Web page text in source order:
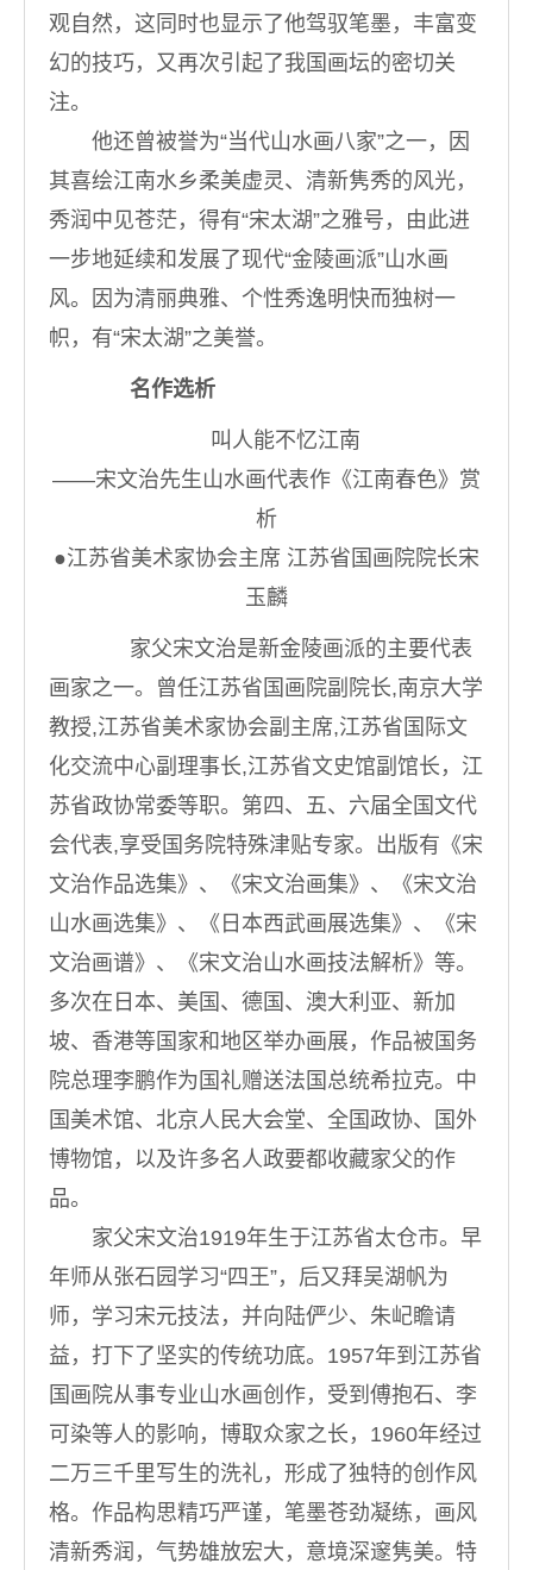
观自然，这同时也显示了他驾驭笔墨，丰富变
幻的技巧，又再次引起了我国画坛的密切关
注。
他还曾被誉为“当代山水画八家”之一，因
其喜绘江南水乡柔美虚灵、清新隽秀的风光，
秀润中见苍茫，得有“宋太湖”之雅号，由此进
一步地延续和发展了现代“金陵画派”山水画
风。因为清丽典雅、个性秀逸明快而独树一
帜，有“宋太湖”之美誉。
名作选析
叫人能不忆江南
――宋文治先生山水画代表作《江南春色》赏
析
●江苏省美术家协会主席 江苏省国画院院长宋
玉麟
家父宋文治是新金陵画派的主要代表
画家之一。曾任江苏省国画院副院长,南京大学
教授,江苏省美术家协会副主席,江苏省国际文
化交流中心副理事长,江苏省文史馆副馆长，江
苏省政协常委等职。第四、五、六届全国文代
会代表,享受国务院特殊津贴专家。出版有《宋
文治作品选集》、《宋文治画集》、《宋文治
山水画选集》、《日本西武画展选集》、《宋
文治画谱》、《宋文治山水画技法解析》等。
多次在日本、美国、德国、澳大利亚、新加
坡、香港等国家和地区举办画展，作品被国务
院总理李鹏作为国礼赠送法国总统希拉克。中
国美术馆、北京人民大会堂、全国政协、国外
博物馆，以及许多名人政要都收藏家父的作
品。
家父宋文治1919年生于江苏省太仓市。早
年师从张石园学习“四王”，后又拜吴湖帆为
师，学习宋元技法，并向陆俨少、朱屺瞻请
益，打下了坚实的传统功底。1957年到江苏省
国画院从事专业山水画创作，受到傅抱石、李
可染等人的影响，博取众家之长，1960年经过
二万三千里写生的洗礼，形成了独特的创作风
格。作品构思精巧严谨，笔墨苍劲凝练，画风
清新秀润，气势雄放宏大，意境深邃隽美。特